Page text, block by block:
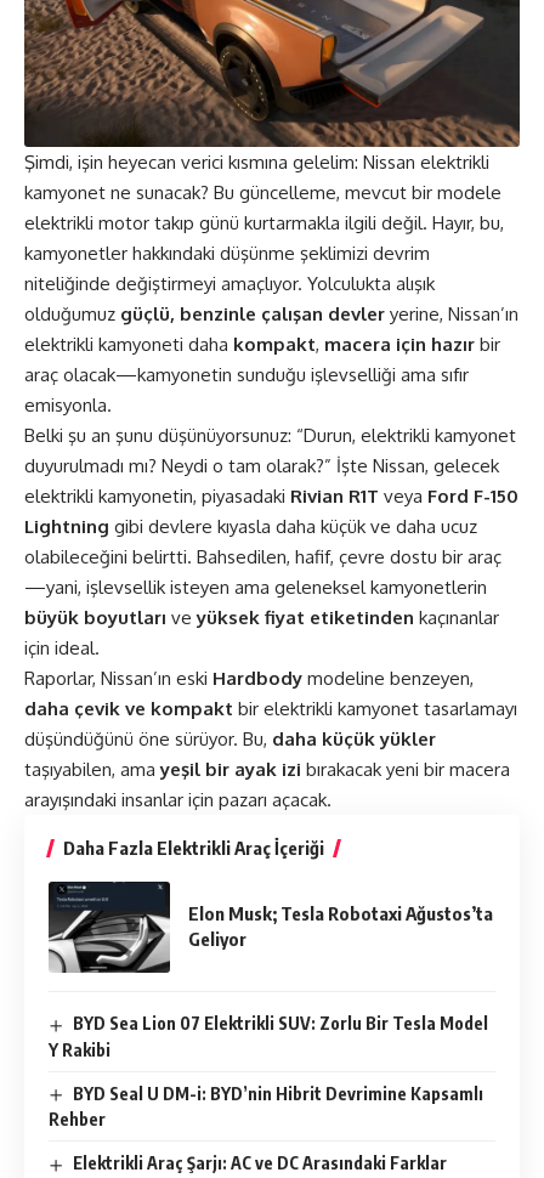
Şimdi, işin heyecan verici kısmına gelelim: Nissan elektrikli
kamyonet ne sunacak? Bu güncelleme, mevcut bir modele
elektrikli motor takıp günü kurtarmakla ilgili değil. Hayır, bu,
kamyonetler hakkındaki düşünme şeklimizi devrim
niteliğinde değiştirmeyi amaçlıyor. Yolculukta alışık
olduğumuz güçlü, benzinle çalışan devler yerine, Nissan’ın
elektrikli kamyoneti daha kompakt, macera için hazır bir
araç olacak—kamyonetin sunduğu işlevselliği ama sıfır
emisyonla.
Belki şu an şunu düşünüyorsunuz: “Durun, elektrikli kamyonet
duyurulmadı mı? Neydi o tam olarak?” İşte Nissan, gelecek
elektrikli kamyonetin, piyasadaki Rivian R1T veya Ford F-150
Lightning gibi devlere kıyasla daha küçük ve daha ucuz
olabileceğini belirtti. Bahsedilen, hafif, çevre dostu bir araç
—yani, işlevsellik isteyen ama geleneksel kamyonetlerin
büyük boyutları veyüksek fiyat etiketinden kaçınanlar
için ideal.
Raporlar, Nissan’ın eski Hardbody modeline benzeyen,
daha çevik ve kompakt bir elektrikli kamyonet tasarlamayı
düşündüğünü öne sürüyor. Bu, daha küçük yükler
taşıyabilen, amayeşil bir ayak izi bırakacak yeni bir macera
arayışındaki insanlar için pazarı açacak.
Daha Fazla Elektrikli Araç İçeriği
Elon Musk; Tesla Robotaxi Ağustos’ta
Geliyor
BYD Sea Lion 07 Elektrikli SUV: Zorlu Bir Tesla Model
Y Rakibi
BYD Seal U DM-i: BYD’nin Hibrit Devrimine Kapsamlı
Rehber
Elektrikli Araç Şarjı: AC ve DC Arasındaki Farklar